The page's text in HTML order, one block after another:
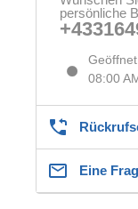
persönliche
Geöffnet
08:00
Eine